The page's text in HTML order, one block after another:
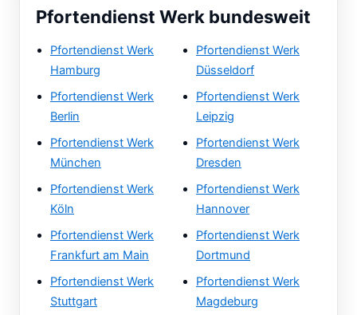
Pfortendienst Werk bundesweit
Pfortendienst Werk
Hamburg
Pfortendienst Werk
Berlin
Pfortendienst Werk
München
Pfortendienst Werk
Köln
Pfortendienst Werk
Frankfurt am Main
Pfortendienst Werk
Stuttgart
Pfortendienst Werk
Düsseldorf
Pfortendienst Werk
Leipzig
Pfortendienst Werk
Dresden
Pfortendienst Werk
Hannover
Pfortendienst Werk
Dortmund
Pfortendienst Werk
Magdeburg